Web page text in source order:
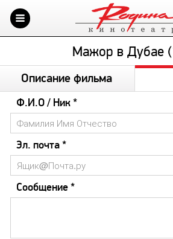
Мажор в Дубае
Описание фильма
Ф.И.О / Ник *
Эл. почта *
Сообщение *